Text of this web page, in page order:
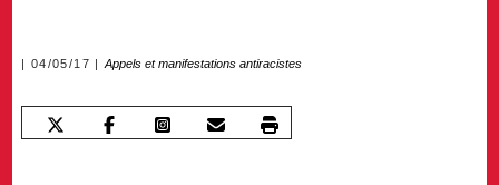
04/05/17 Appels et manifestations antiracistes